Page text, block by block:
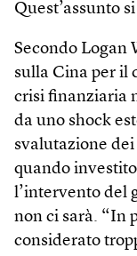
Quest’assunto
Secondo Logan
sulla Cina per il
crisi finanziaria
da uno shock
svalutazione
quando
l’intervento del
non ci sarà. “In
considerato